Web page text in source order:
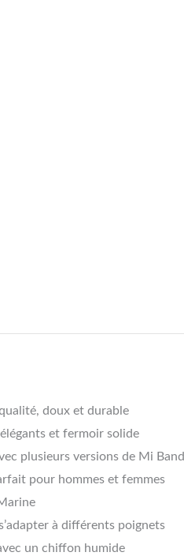
doux et durable
et fermoir solide
plusieurs versions de Mi Band
pour hommes et femmes
à différents poignets
un chiffon humide